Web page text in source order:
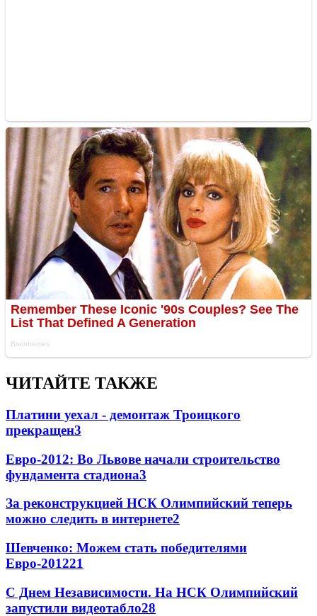
ЧИТАЙТЕ ТАКЖЕ
Платини уехал - демонтаж Троицкого
прекращен3
Евро-2012: Во Львове начали строительство
фундамента стадиона3
За реконструкцией НСК Олимпийский теперь
можно следить в интернете2
Шевченко: Можем стать победителями
Евро-201221
С Днем Независимости. На НСК Олимпийский
запустили видеотабло28